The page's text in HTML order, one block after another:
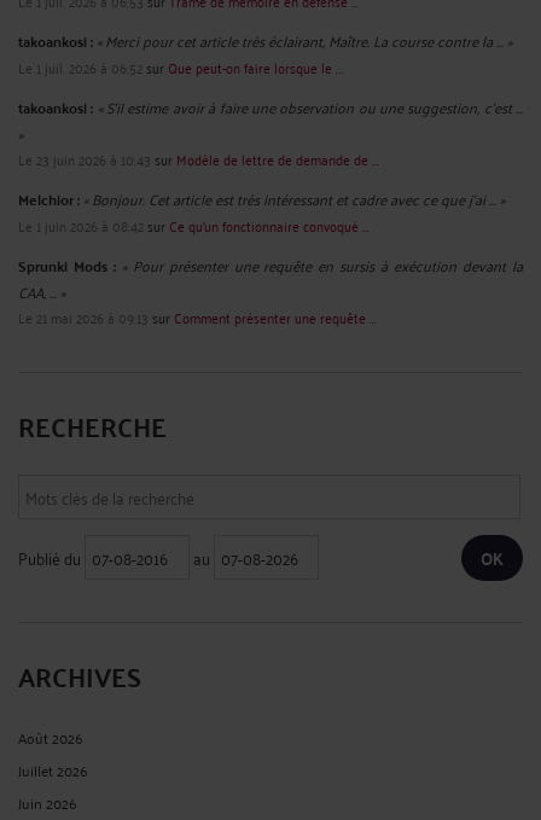
takoankosi :« Merci pour cet article très éclairant, Maître. La course contre la ... »
Le 1 juil. 2026 à 06:52sur Que peut-on faire lorsque le ...
takoankosi : « S’il estime avoir à faire une observation ou une suggestion, c’est ...
»
Le 23 juin 2026 à 10:43 sur Modèle de lettre de demande de ...
Melchior :« Bonjour. Cet article est très intéressant et cadre avec ce que j'ai ... »
Le 1 juin 2026 à 08:42sur Ce qu’un fonctionnaire convoqué ...
Sprunki Mods : « Pour présenter une requête en sursis à exécution devant la
CAA, ... »
Le 21 mai 2026 à 09:13 sur Comment présenter une requête ...
RECHERCHE
Publié du au
ARCHIVES
Août 2026
Juillet 2026
Juin 2026